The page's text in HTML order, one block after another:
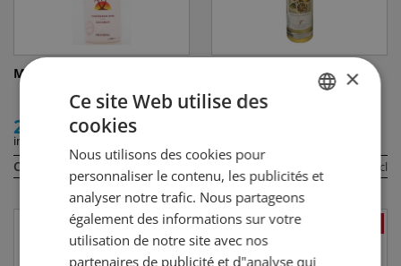
Malibu Coconut
25.50
incl. TVA
Contenu:
Limoncello Zeltner
Contenu: 70 cl
×
Ce site Web utilise des
cookies
Nous utilisons des cookies pour
personnaliser le contenu, les publicités et
analyser notre trafic. Nous partageons
également des informations sur votre
utilisation de notre site avec nos
partenaires de publicité et d"analyse qui